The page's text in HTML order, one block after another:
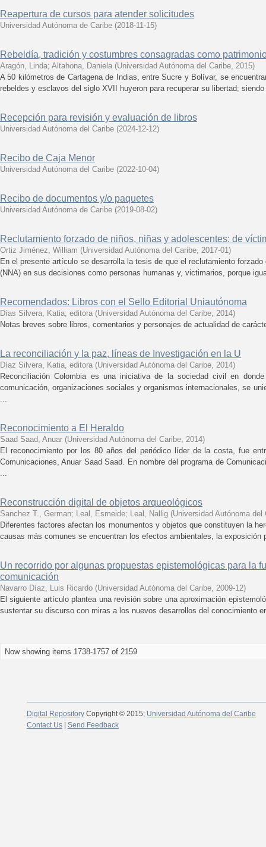
Reapertura de cursos para atender solicitudes
Universidad Autónoma de Caribe (2018-11-15)
Rebeldía, tradición y costumbres consagradas como
Aragón, Linda; Altahona, Daniela (Universidad Autónoma del Caribe, 2015)
A 50 kilómetros de Cartagena de Indias, entre Sucre y Bolívar, se
rebeldes y esclavos del siglo XVII huyeron para recuperar su libertad;
Recepción para revisión y evaluación de libros
Universidad Autónoma del Caribe (2024-12-12)
Recibo de Caja Menor
Universidad Autónoma del Caribe (2022-10-04)
Recibo de documentos y/o paquetes
Universidad Autónoma de Caribe (2019-08-02)
Reclutamiento forzado de niños, niñas y adolescentes: de
Ortiz Jiménez, William (Universidad Autónoma del Caribe, 2017-01)
En el presente artículo se desarrolla la tesis de que el reclutamiento
(NNA) en sus decisiones como personas humanas y, victimarios, porque
Recomendados: Libros con el Sello Editorial Uniautónoma
Días Silvera, Katia, editora (Universidad Autónoma del Caribe, 2014)
Notas breves sobre libros, comentarios y personajes de actualidad de
La reconciliación y la paz, líneas de Investigación en la U
Díaz Silvera, Katia, editora (Universidad Autónoma del Caribe, 2014)
Reconciliación Colombia es una iniciativa de la sociedad civil en
comunicación, organizaciones sociales y organismos internacionales, se
...
Reconocimiento a El Heraldo
Saad Saad, Anuar (Universidad Autónoma del Caribe, 2014)
El reconocimiento por los 80 años del periódico líder de la costa, fue
Comunicaciones, Anuar Saad Saad. En nombre del programa de
...
Reconstrucción digital de objetos arqueológicos
Sanchez T., German; Leal, Esmeide; Leal, Nallig (Universidad Autónoma del
Diferentes factores afectan los monumentos y objetos que constituyen la
causas más comunes se encuentran los efectos ambientales, la exposición
Un recorrido por algunas propuestas epistemológicas para la
comunicación
Navarro Díaz, Luis Ricardo (Universidad Autónoma del Caribe, 2009-12)
El siguiente artículo plantea una revisión sobre una aproximación
sustentar su discurso con miras a los nuevos desarrollos del conocimiento
Now showing items 1738-1757 of 2159
Digital RepositoryCopyright © 2015; Universidad Autónoma del Caribe
Contact Us| Send Feedback